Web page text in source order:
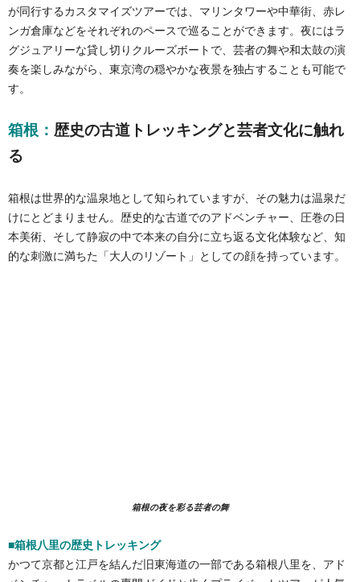
が同行するカスタマイズツアーでは、マリンタワーや中華街、赤レ
ンガ倉庫などをそれぞれのペースで巡ることができます。夜にはラ
グジュアリーな貸し切りクルーズボートで、芸者の舞や和太鼓の演
奏を楽しみながら、東京湾の穏やかな夜景を独占することも可能で
す。
箱根： 歴史の古道トレッキングと芸者文化に触れ
る
箱根は世界的な温泉地として知られていますが、その魅力は温泉だ
けにとどまりません。歴史的な古道でのアドベンチャー、圧巻の日
本美術、そして静寂の中で本来の自分に立ち返る文化体験など、知
的な刺激に満ちた「大人のリゾート」としての顔を持っています。
箱根の夜を彩る芸者の舞
■箱根八里の歴史トレッキング
かつて京都と江戸を結んだ旧東海道の一部である箱根八里を、アド